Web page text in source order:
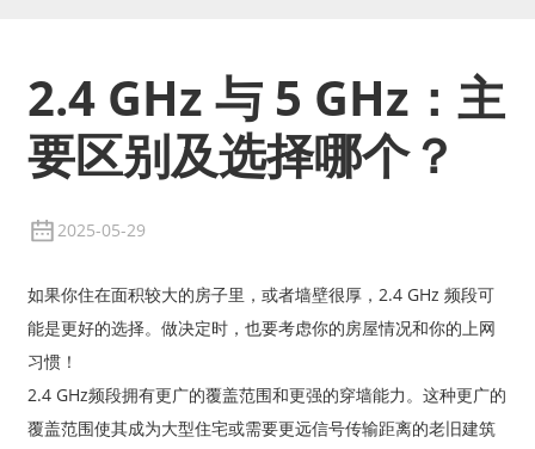
2.4 GHz 与 5 GHz：主
要区别及选择哪个？
2025-05-29
如果你住在面积较大的房子里，或者墙壁很厚，2.4 GHz 频段可
能是更好的选择。做决定时，也要考虑你的房屋情况和你的上网
习惯！
2.4 GHz频段拥有更广的覆盖范围和更强的穿墙能力。这种更广的
覆盖范围使其成为大型住宅或需要更远信号传输距离的老旧建筑